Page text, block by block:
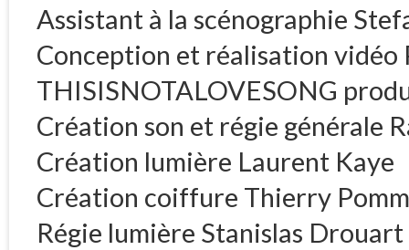
Assistant à la scénographie
Conception et réalisation vidéo
THISISNOTALOVESONG
Création son et régie générale
Création lumière Laurent Kaye
Création coiffure Thierry
Régie lumière Stanislas Drouart